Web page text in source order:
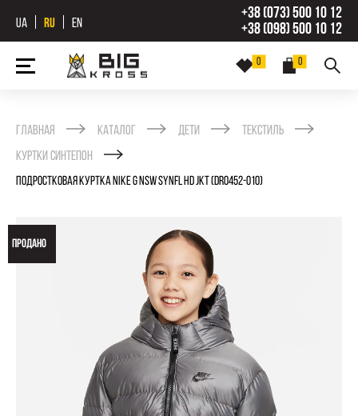
UA RU EN
+38 (073) 500 10 12
+38 (098) 500 10 12
0
0
Главная Каталог Дети
Текстиль
Куртки синтепон
ПОДРОСТКОВАЯ КУРТКА NIKE G NSW SYNFL HD JKT (DR0452-010)
ПРОДАНО